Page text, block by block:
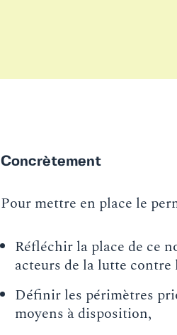
Concrètement
Pour mettre en place le
Réfléchir la place de ce
acteurs de la lutte
Définir les périmètres
moyens à disposition,